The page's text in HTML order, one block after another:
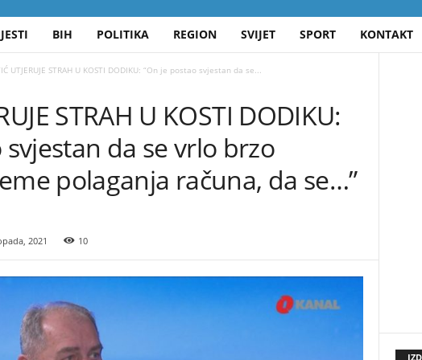
BIH POLITIKA REGION SVIJET SPORT KONTAKT
UTJERUJE STRAH U KOSTI DODIKU: “On je postao svjestan da se...
STRAH U KOSTI DODIKU:
svjestan da se vrlo brzo
polaganja računa, da se…”
2021 10